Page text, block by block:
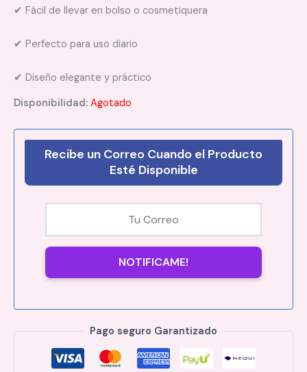
✔ Fácil de llevar en bolso o cosmetiquera
✔ Perfecto para uso diario
✔ Diseño elegante y práctico
Disponibilidad: Agotado
Recibe un Correo Cuando el Producto
Esté Disponible
NOTIFICAME!
Pago seguro Garantizado